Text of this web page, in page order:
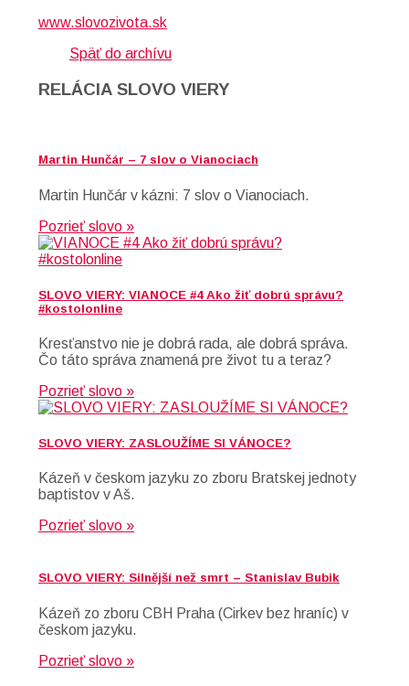
www.slovozivota.sk
Späť do archívu
RELÁCIA SLOVO VIERY
Martin Hunčár – 7 slov o Vianociach
Martin Hunčár v kázni: 7 slov o Vianociach.
Pozrieť slovo »
SLOVO VIERY: VIANOCE #4 Ako žiť dobrú správu?
#kostolonline
Kresťanstvo nie je dobrá rada, ale dobrá správa.
Čo táto správa znamená pre život tu a teraz?
Pozrieť slovo »
SLOVO VIERY: ZASLOUŽÍME SI VÁNOCE?
Kázeň v českom jazyku zo zboru Bratskej jednoty
baptistov v Aš.
Pozrieť slovo »
SLOVO VIERY: Silnější než smrt – Stanislav Bubik
Kázeň zo zboru CBH Praha (Cirkev bez hraníc) v
českom jazyku.
Pozrieť slovo »